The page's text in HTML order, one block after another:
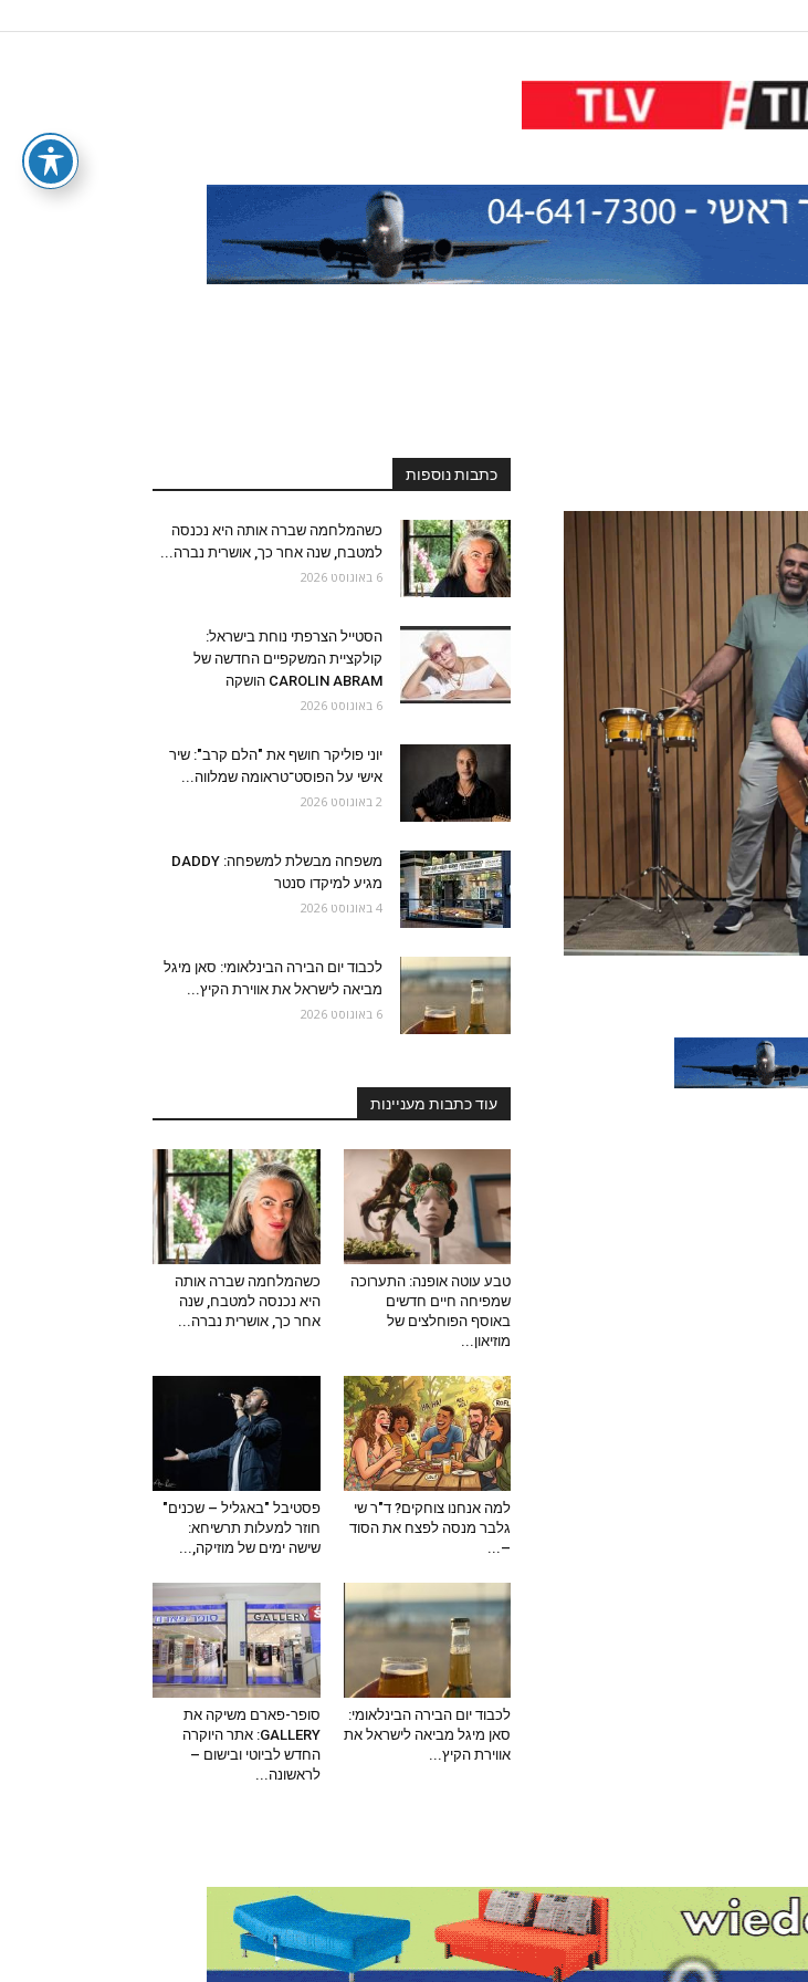
כתבות נוספות
כשהמלחמה שברה אותה היא נכנסה
למטבח, שנה אחר כך, אושרית נברה...
6 באוגוסט 2026
הסטייל הצרפתי נוחת בישראל:
קולקציית המשקפיים החדשה של
CAROLIN ABRAM הושקה
6 באוגוסט 2026
יוני פוליקר חושף את "הלם קרב": שיר
אישי על הפוסט־טראומה שמלווה...
2 באוגוסט 2026
משפחה מבשלת למשפחה: DADDY
מגיע למיקדו סנטר
4 באוגוסט 2026
לכבוד יום הבירה הבינלאומי: סאן מיגל
מביאה לישראל את אווירת הקיץ...
6 באוגוסט 2026
עוד כתבות מעניינות
טבע עוטה אופנה: התערוכה
שמפיחה חיים חדשים
באוסף הפוחלצים של
מוזיאון...
כשהמלחמה שברה אותה
היא נכנסה למטבח, שנה
אחר כך, אושרית נברה...
למה אנחנו צוחקים? ד"ר שי
גלבר מנסה לפצח את הסוד
–...
פסטיבל "באגליל – שכנים"
חוזר למעלות תרשיחא:
שישה ימים של מוזיקה,...
לכבוד יום הבירה הבינלאומי:
סאן מיגל מביאה לישראל את
אווירת הקיץ...
סופר-פארם משיקה את
GALLERY: אתר היוקרה
החדש לביוטי ובישום –
לראשונה...